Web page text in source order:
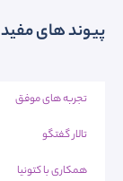
پیوند های مفید
تجربه های موفق
تالار گفتگو
همکاری با کتونیا